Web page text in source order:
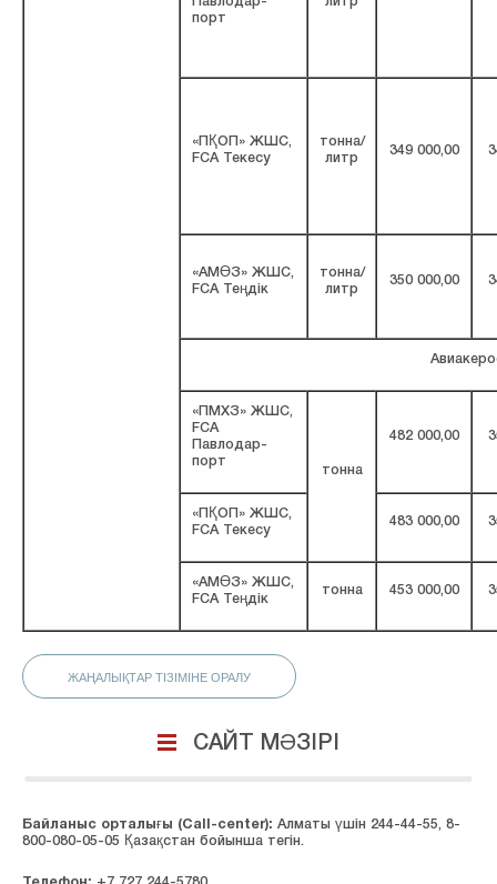
порт
«ПҚОП» ЖШС,
FCA Текесу
тонна/
литр
349 000,00
«АМӨЗ» ЖШС,
FCA Теңдік
тонна/
литр
350 000,00
«ПМХЗ» ЖШС,
FCA
Павлодар-
порт
тонна
482 000,00
«ПҚОП» ЖШС,
FCA Текесу
483 000,00
«АМӨЗ» ЖШС,
FCA Теңдік
тонна 453 000,00
ЖАҢАЛЫҚТАР ТІЗІМІНЕ ОРАЛУ
САЙТ МӘЗІРІ
Байланыс орталығы (Сall-center): Алматы үшін 244-44-55, 8-
800-080-05-05 Қазақстан бойынша тегін.